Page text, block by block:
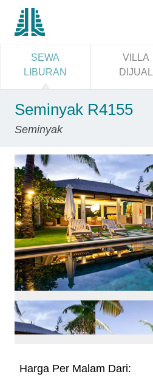
SEWA
LIBURAN
VILLA
DIJUAL
Seminyak R4155
Seminyak
Harga Per Malam Dari: